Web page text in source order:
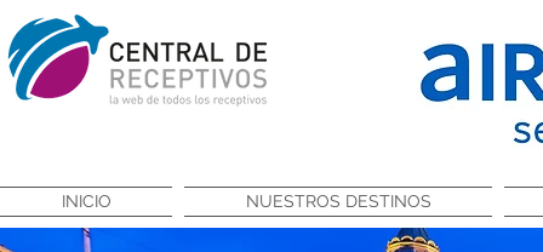
INICIO NUESTROS DESTINOS